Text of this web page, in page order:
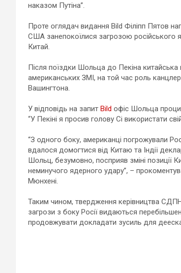
наказом Путіна”.
Проте оглядач видання Bild Філіпп Пятов
США занепокоїлися загрозою російського
Китай.
Після поїздки Шольца до Пекіна
американських ЗМІ, на той час роль
Вашингтона.
У відповідь на запит Bild офіс Шольца
“У Пекіні я просив голову Сі використати
“З одного боку, американці погрожували
вдалося домогтися від Китаю та Індії
Шольц, безумовно, посприяв зміні позиції
неминучого ядерного удару”, –
Мюнхені.
Таким чином, твердження керівництва СДПН
загрози з боку Росії видаються
продовжувати докладати зусиль для